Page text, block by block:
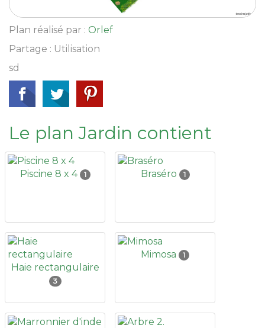
Plan réalisé par : Orlef
Partage : Utilisation
sd
Le plan Jardin contient
Piscine 8 x 4 1 Braséro 1
Haie rectangulaire
3
Mimosa 1